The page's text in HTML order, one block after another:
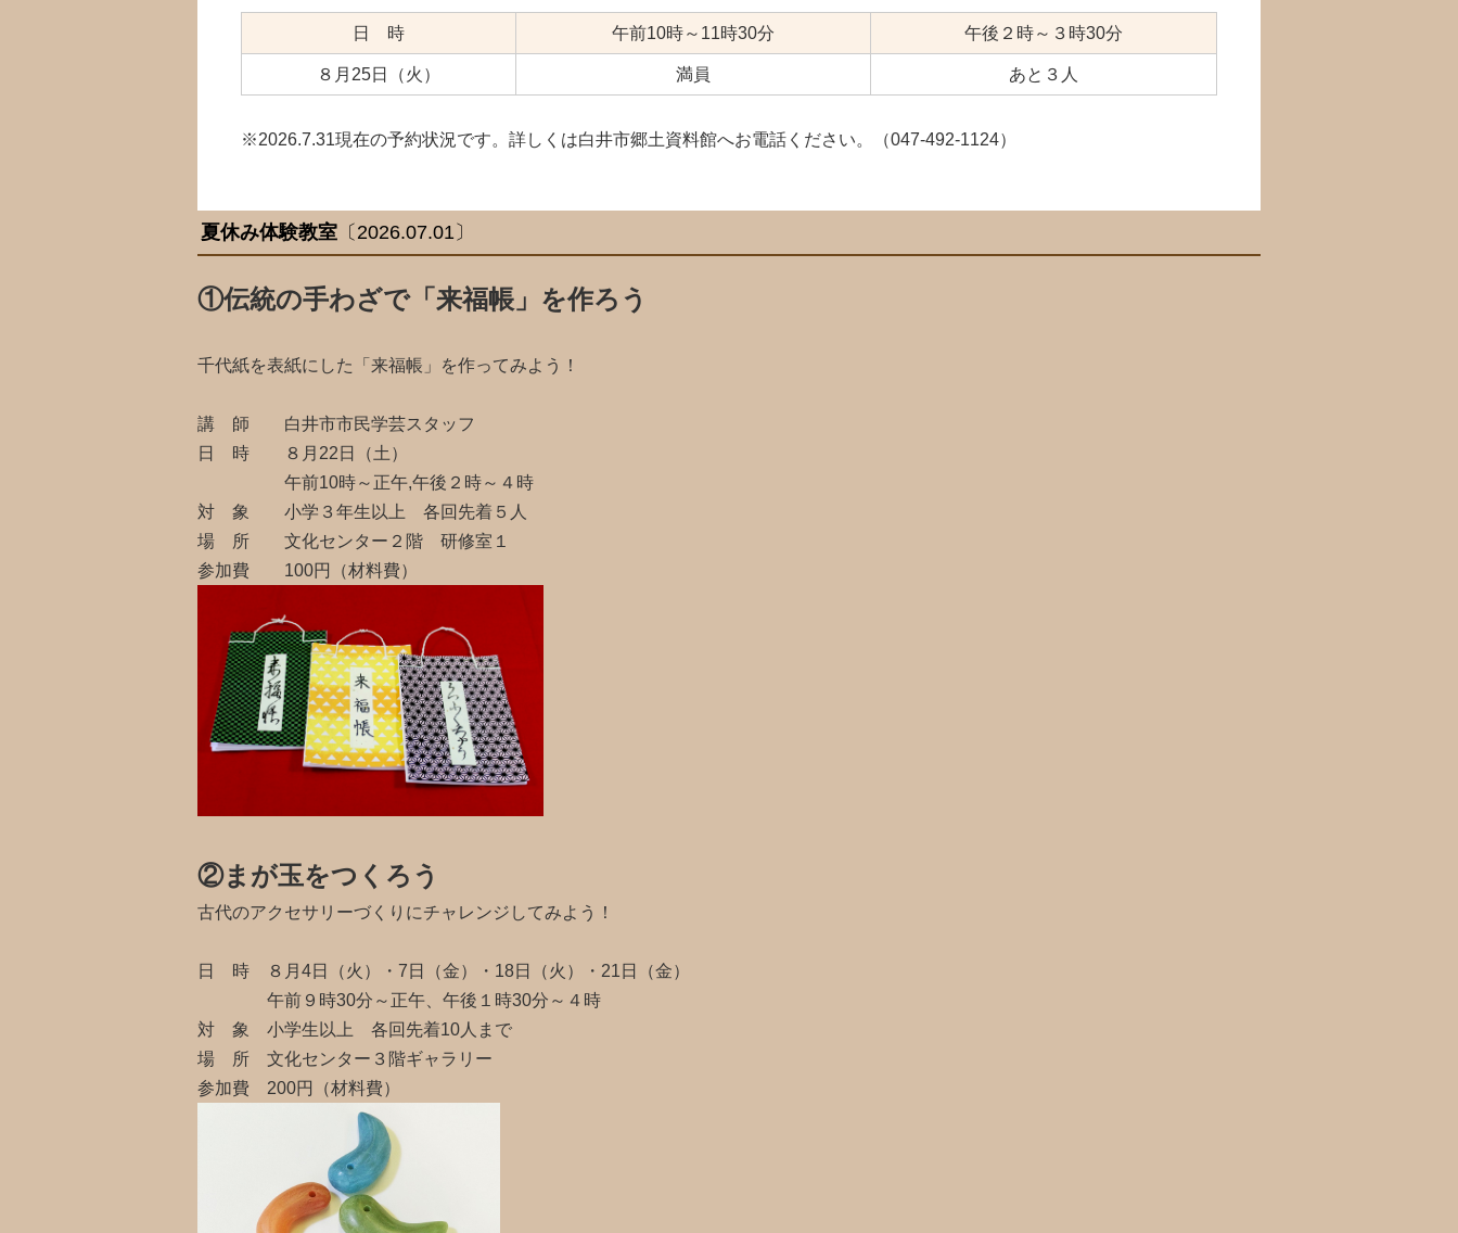
日 時 午前10時～11時30分 午後２時～３時30分
８月25日（火） 満員 あと３人
※2026.7.31現在の予約状況です。詳しくは白井市郷土資料館へお電話ください。（047-492-1124）
夏休み体験教室 〔2026.07.01〕
①伝統の手わざで「来福帳」を作ろう
千代紙を表紙にした「来福帳」を作ってみよう！
講 師 白井市市民学芸スタッフ
日 時 ８月22日（土）
午前10時～正午,午後２時～４時
対 象 小学３年生以上 各回先着５人
場 所 文化センター２階 研修室１
参加費 100円（材料費）
②まが玉をつくろう
古代のアクセサリーづくりにチャレンジしてみよう！
日 時 ８月4日（火）・7日（金）・18日（火）・21日（金）
午前９時30分～正午、午後１時30分～４時
対 象 小学生以上 各回先着10人まで
場 所 文化センター３階ギャラリー
参加費 200円（材料費）